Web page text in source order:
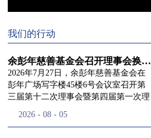
我们的行动
余彭年慈善基金会召开理事会换届会议
2026年7月27日，余彭年慈善基金会在
彭年广场写字楼45楼6号会议室召开第
三届第十二次理事会暨第四届第一次理
徐滨先生；副理事长兼秘书长彭志兵先
2026 - 08 - 05